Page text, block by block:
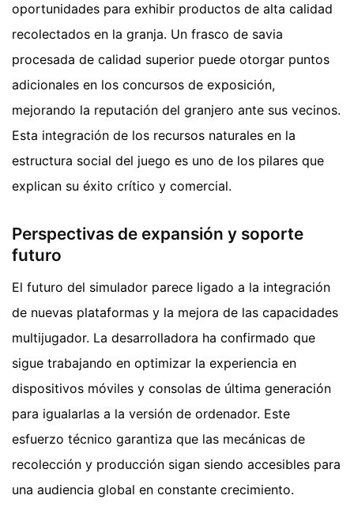
oportunidades para exhibir productos de alta calidad
recolectados en la granja. Un frasco de savia
procesada de calidad superior puede otorgar puntos
adicionales en los concursos de exposición,
mejorando la reputación del granjero ante sus vecinos.
Esta integración de los recursos naturales en la
estructura social del juego es uno de los pilares que
explican su éxito crítico y comercial.
Perspectivas de expansión y soporte
futuro
El futuro del simulador parece ligado a la integración
de nuevas plataformas y la mejora de las capacidades
multijugador. La desarrolladora ha confirmado que
sigue trabajando en optimizar la experiencia en
dispositivos móviles y consolas de última generación
para igualarlas a la versión de ordenador. Este
esfuerzo técnico garantiza que las mecánicas de
recolección y producción sigan siendo accesibles para
una audiencia global en constante crecimiento.